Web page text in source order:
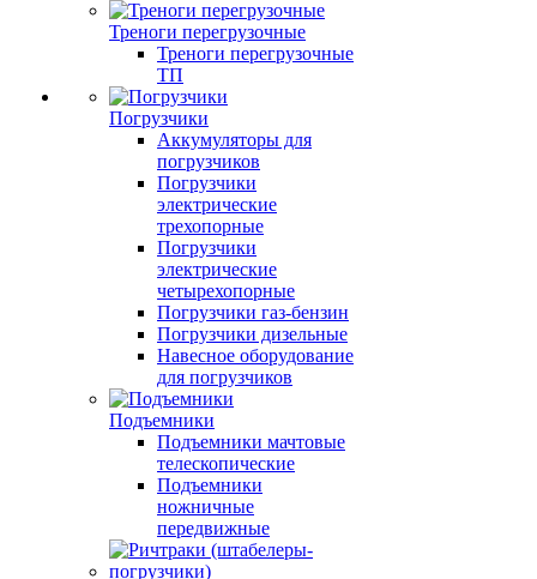
Треноги перегрузочные
Треноги перегрузочные
ТП
Погрузчики
Аккумуляторы для
погрузчиков
Погрузчики
электрические
трехопорные
Погрузчики
электрические
четырехопорные
Погрузчики газ-бензин
Погрузчики дизельные
Навесное оборудование
для погрузчиков
Подъемники
Подъемники мачтовые
телескопические
Подъемники
ножничные
передвижные